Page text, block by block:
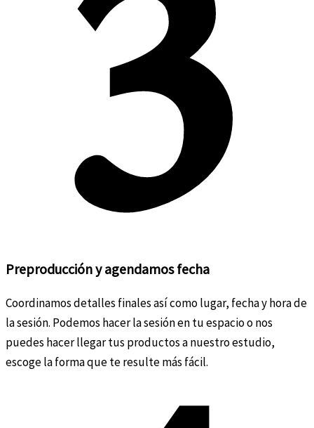
Preproducción y agendamos fecha
Coordinamos detalles finales así como lugar, fecha y hora de
la sesión. Podemos hacer la sesión en tu espacio o nos
puedes hacer llegar tus productos a nuestro estudio,
escoge la forma que te resulte más fácil.